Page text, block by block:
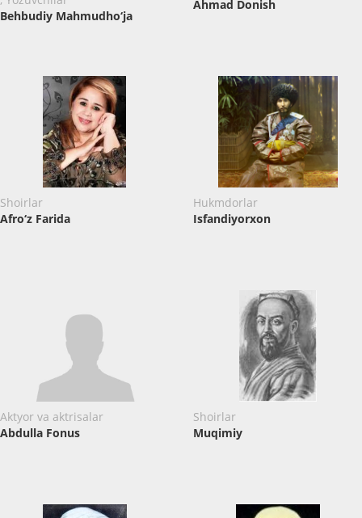
Behbudiy Mahmudho‘ja
Ahmad Donish
Shoirlar
Afro‘z Farida
Hukmdorlar
Isfandiyorxon
Aktyor va aktrisalar
Abdulla Fonus
Shoirlar
Muqimiy